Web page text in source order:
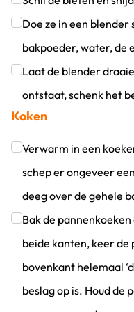
Klik om dit
Doe ze in een
bakpoeder, water, de
Klik om dit
Laat de blender
ontstaat, schenk het
Klik om dit
Koken
Verwarm in een
schep er ongeveer
deeg over de gehele
Klik om dit
Bak de
beide kanten, keer de
bovenkant helemaal
beslag op is. Houd de